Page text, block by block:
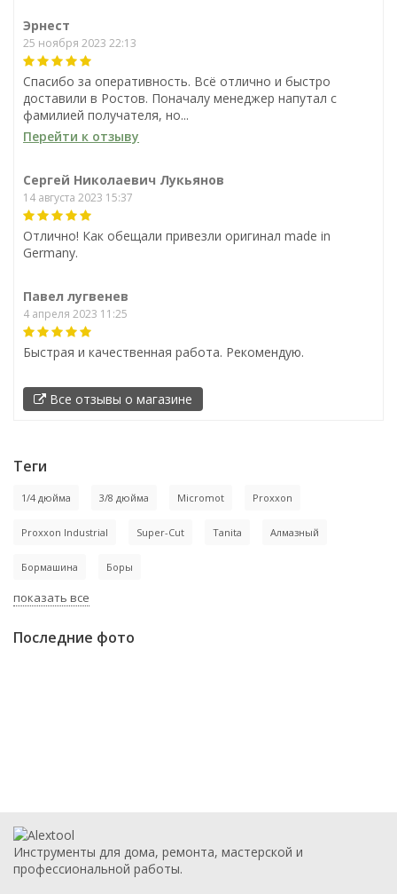
1 800
0
В корзину
В наличии
В корзину
Эрнест
25 ноября 2023 22:13
Спасибо за оперативность. Всё отлично и быстро
доставили в Ростов. Поначалу менеджер напутал с
фамилией получателя, но...
Перейти к отзыву
Сергей Николаевич Лукьянов
14 августа 2023 15:37
Отлично! Как обещали привезли оригинал made in
Germany.
Павел лугвенев
4 апреля 2023 11:25
Быстрая и качественная работа. Рекомендую.
Все отзывы о магазине
Теги
1/4 дюйма 3/8 дюйма Micromot Proxxon
Proxxon Industrial Super-Cut Tanita Алмазный
Бормашина Боры
показать все
Последние фото
Инструменты для дома, ремонта, мастерской и
профессиональной работы.